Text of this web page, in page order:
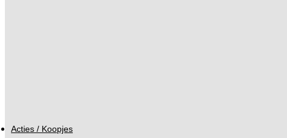
Acties / Koopjes